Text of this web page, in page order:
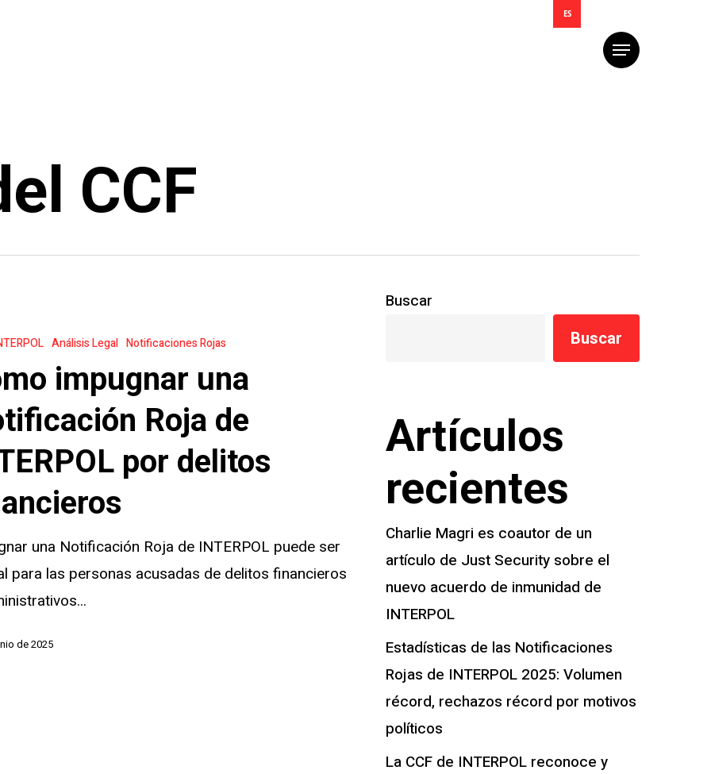
ES
Menú
CCF
Análisis Legal Notificaciones Rojas
impugnar una
Roja de
por delitos
una Notificación Roja de INTERPOL puede ser
para las personas acusadas de delitos financieros
de 2025
Buscar
Buscar
Artículos
recientes
Charlie Magri es coautor de un
artículo de Just Security sobre el
nuevo acuerdo de inmunidad de
INTERPOL
Estadísticas de las Notificaciones
Rojas de INTERPOL 2025: Volumen
récord, rechazos récord por motivos
políticos
La CCF de INTERPOL reconoce y